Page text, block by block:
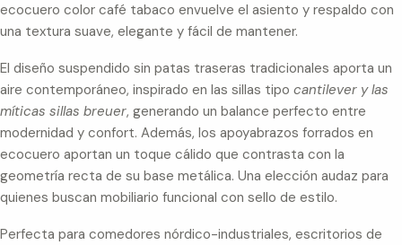
ecocuero color café tabaco envuelve el asiento y respaldo con
una textura suave, elegante y fácil de mantener.
El diseño suspendido sin patas traseras tradicionales aporta un
aire contemporáneo, inspirado en las sillas tipo cantilever y las
míticas sillas breuer, generando un balance perfecto entre
modernidad y confort. Además, los apoyabrazos forrados en
ecocuero aportan un toque cálido que contrasta con la
geometría recta de su base metálica. Una elección audaz para
quienes buscan mobiliario funcional con sello de estilo.
Perfecta para comedores nórdico-industriales, escritorios de